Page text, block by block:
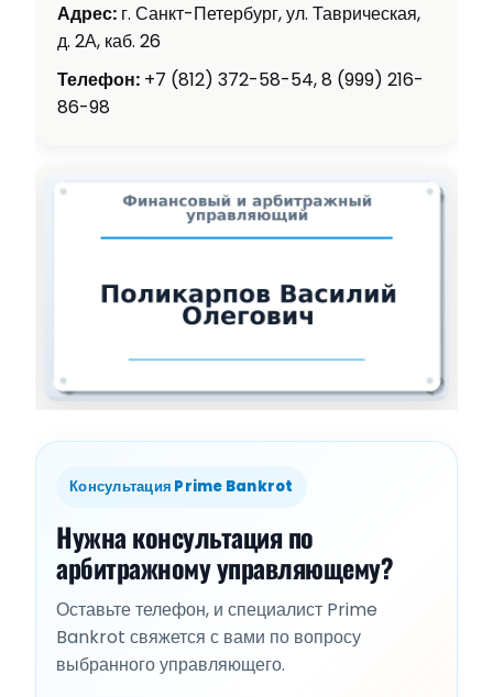
Адрес: г. Санкт-Петербург, ул. Таврическая,
д. 2А, каб. 26
Телефон: +7 (812) 372-58-54, 8 (999) 216-
86-98
Консультация Prime Bankrot
Нужна консультация по
арбитражному управляющему?
Оставьте телефон, и специалист Prime
Bankrot свяжется с вами по вопросу
выбранного управляющего.